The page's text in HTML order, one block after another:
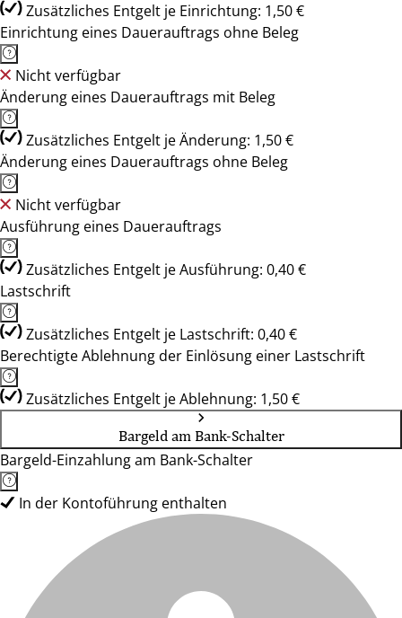
Zusätzliches Entgelt je Einrichtung: 1,50 €
Einrichtung eines Dauerauftrags ohne Beleg
Nicht verfügbar
Änderung eines Dauerauftrags mit Beleg
Zusätzliches Entgelt je Änderung: 1,50 €
Änderung eines Dauerauftrags ohne Beleg
Nicht verfügbar
Ausführung eines Dauerauftrags
Zusätzliches Entgelt je Ausführung: 0,40 €
Lastschrift
Zusätzliches Entgelt je Lastschrift: 0,40 €
Berechtigte Ablehnung der Einlösung einer Lastschrift
Zusätzliches Entgelt je Ablehnung: 1,50 €
Bargeld am Bank-Schalter
Bargeld-Einzahlung am Bank-Schalter
In der Kontoführung enthalten